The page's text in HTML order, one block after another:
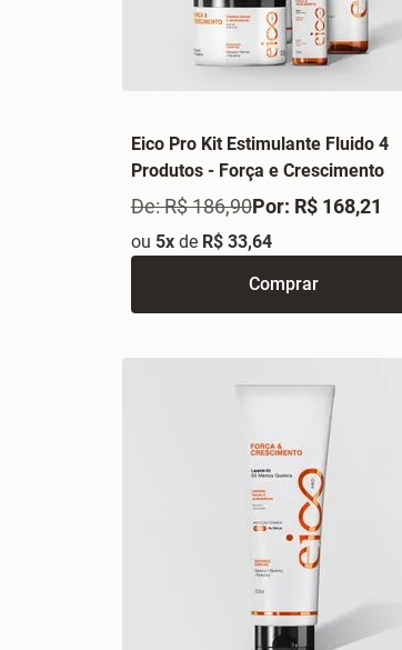
Eico Pro Kit Estimulante Fluido 4
Produtos - Força e Crescimento
De: R$ 186,90Por: R$ 168,21
ou 5xde R$ 33,64
Comprar